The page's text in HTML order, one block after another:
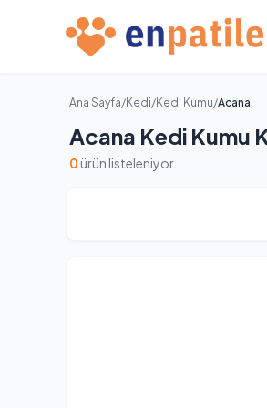
Ana Sayfa/Kedi/Kedi Kumu/Acana
Acana Kedi Kumu
0 ürün listeleniyor